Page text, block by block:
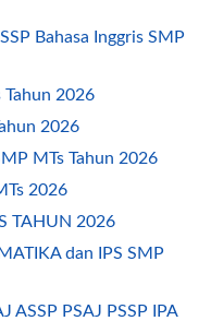
Bahasa Inggris SMP
Tahun 2026
2026
MTs Tahun 2026
2026
TAHUN 2026
dan IPS SMP
ASSP PSAJ PSSP IPA